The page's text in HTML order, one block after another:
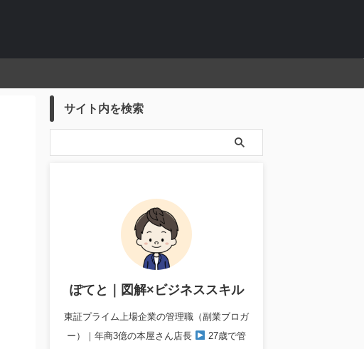
サイト内を検索
ぽてと｜図解×ビジネススキル
東証プライム上場企業の管理職（副業ブロガ
ー）｜年商3億の本屋さん店長
27歳で管